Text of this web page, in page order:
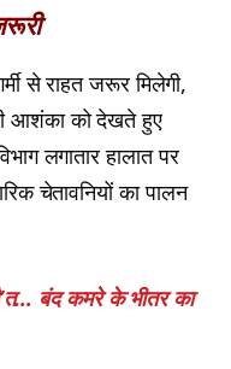
से राहत जरूर मिलेगी,
आशंका को देखते हुए
लगातार हालात पर
चेतावनियों का पालन
बंद कमरे के भीतर का